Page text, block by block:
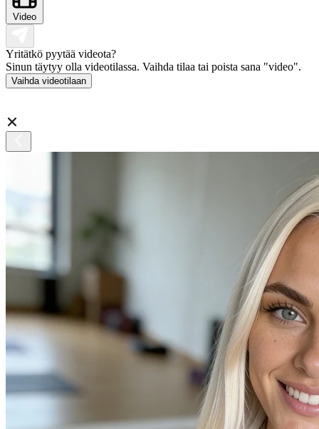
Video
Yritätkö pyytää videota?
Sinun täytyy olla videotilassa. Vaihda tilaa tai poista sana "video".
Vaihda videotilaan